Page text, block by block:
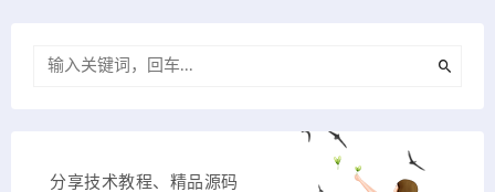
分享技术教程、精品源码